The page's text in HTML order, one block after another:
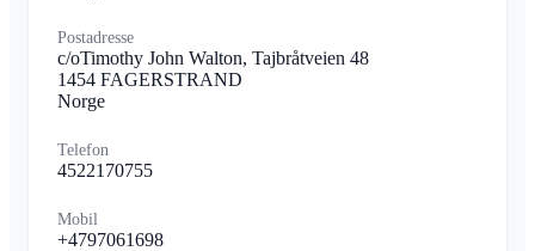
Postadresse
c/oTimothy John Walton, Tajbråtveien 48
1454 FAGERSTRAND
Norge
Telefon
4522170755
Mobil
+4797061698